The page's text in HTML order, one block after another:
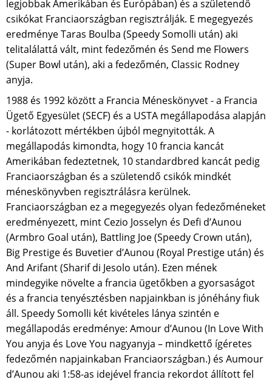
legjobbak Amerikában és Európában) és a születendő
csikókat Franciaországban regisztrálják. E megegyezés
eredménye Taras Boulba (Speedy Somolli után) aki
telitalálattá vált, mint fedezőmén és Send me Flowers
(Super Bowl után), aki a fedezőmén, Classic Rodney
anyja.
1988 és 1992 között a Francia Méneskönyvet - a Francia
Ügető Egyesület (SECF) és a USTA megállapodása alapján
- korlátozott mértékben újból megnyitották. A
megállapodás kimondta, hogy 10 francia kancát
Amerikában fedeztetnek, 10 standardbred kancát pedig
Franciaországban és a születendő csikók mindkét
méneskönyvben regisztrálásra kerülnek.
Franciaországban ez a megegyezés olyan fedezőméneket
eredményezett, mint Cezio Josselyn és Defi d’Aunou
(Armbro Goal után), Battling Joe (Speedy Crown után),
Big Prestige és Buvetier d’Aunou (Royal Prestige után) és
And Arifant (Sharif di Jesolo után). Ezen mének
mindegyike növelte a francia ügetőkben a gyorsaságot
és a francia tenyésztésben napjainkban is jónéhány fiuk
áll. Speedy Somolli két kivételes lánya szintén e
megállapodás eredménye: Amour d’Aunou (In Love With
You anyja és Love You nagyanyja – mindkettő ígéretes
fedezőmén napjainkaban Franciaországban.) és Aumour
d’Aunou aki 1:58-as idejével francia rekordot állított fel